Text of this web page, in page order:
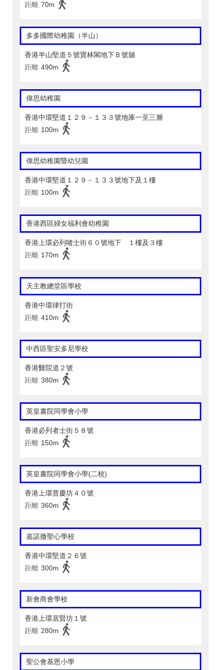
距離 70m
多多國際幼稚園（半山）
香港半山堅道５號寶林閣地下Ｂ號舖
距離 490m
偉思幼稚園
香港中環堅道１２９－１３３號地庫一至三層
距離 100m
偉思幼稚園暨幼兒園
香港中環堅道１２９－１３３號地下及１樓
距離 100m
香港西區婦女福利會幼稚園
香港上環必列啫士街６０號地下 １樓及３樓
距離 170m
天主教總堂區學校
香港中環律打街
距離 410m
中西區聖安多尼學校
香港醫院道２號
距離 380m
英皇書院同學會小學
香港必列者士街５８號
距離 150m
英皇書院同學會小學(二校)
香港上環普慶坊４０號
距離 360m
嘉諾撒聖心學校
香港中環堅道２６號
距離 300m
新會商會學校
香港上環居賢坊１號
距離 280m
聖公會基恩小學